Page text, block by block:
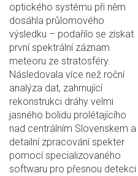
optického systému při něm
dosáhla průlomového
výsledku – podařilo se získat
první spektrální záznam
meteoru ze stratosféry.
Následovala více než roční
analýza dat, zahrnující
rekonstrukci dráhy velmi
jasného bolidu prolétajícího
nad centrálním Slovenskem a
detailní zpracování spekter
pomocí specializovaného
softwaru pro přesnou detekci